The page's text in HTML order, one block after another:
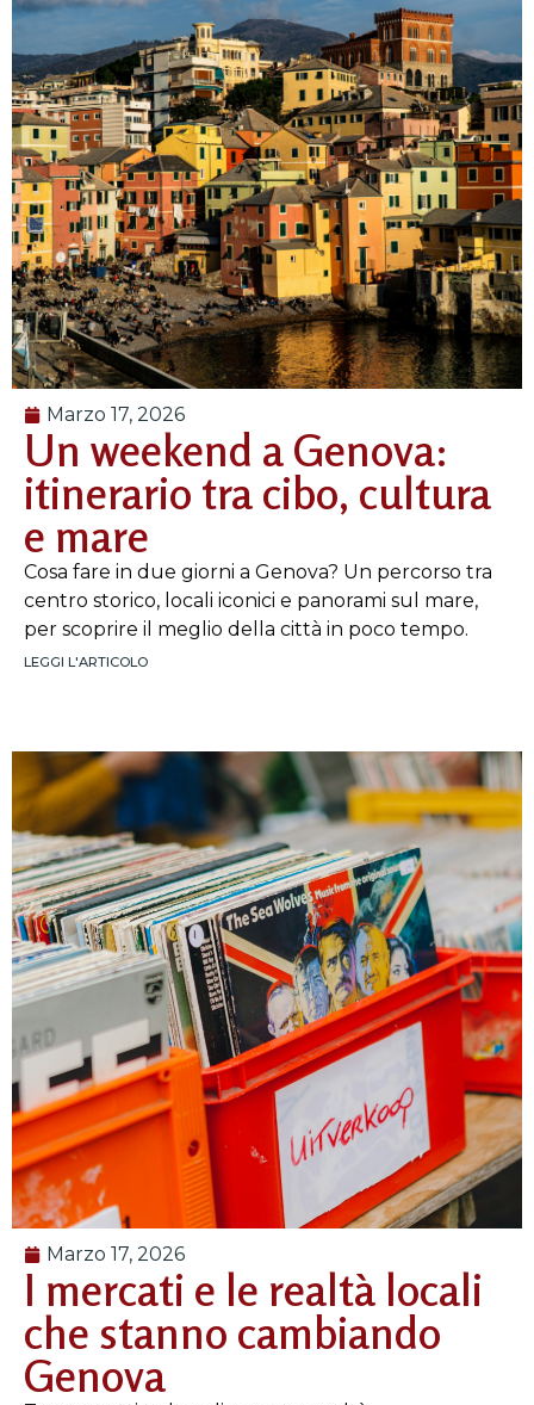
Marzo 17, 2026
Un weekend a Genova:
itinerario tra cibo, cultura
e mare
Cosa fare in due giorni a Genova? Un percorso tra
centro storico, locali iconici e panorami sul mare,
per scoprire il meglio della città in poco tempo.
LEGGI L'ARTICOLO
Marzo 17, 2026
I mercati e le realtà locali
che stanno cambiando
Genova